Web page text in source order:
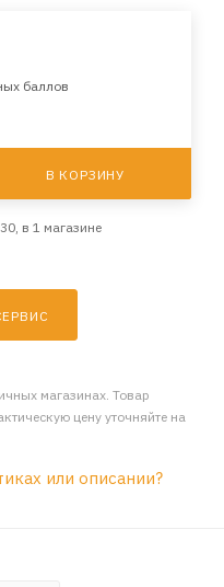
баллов
В КОРЗИНУ
в 1 магазине
магазинах. Товар
цену уточняйте на
или описании?